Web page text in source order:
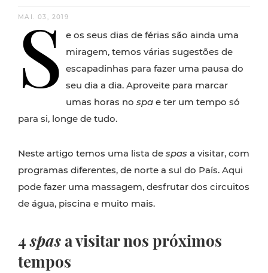
MAI. 03, 2019
S e os seus dias de férias são ainda uma
miragem, temos várias sugestões de
escapadinhas para fazer uma pausa do
seu dia a dia. Aproveite para marcar
umas horas no spa e ter um tempo só
para si, longe de tudo.
Neste artigo temos uma lista de spas a visitar, com
programas diferentes, de norte a sul do País. Aqui
pode fazer uma massagem, desfrutar dos circuitos
de água, piscina e muito mais.
4spasa visitar nos próximos
tempos